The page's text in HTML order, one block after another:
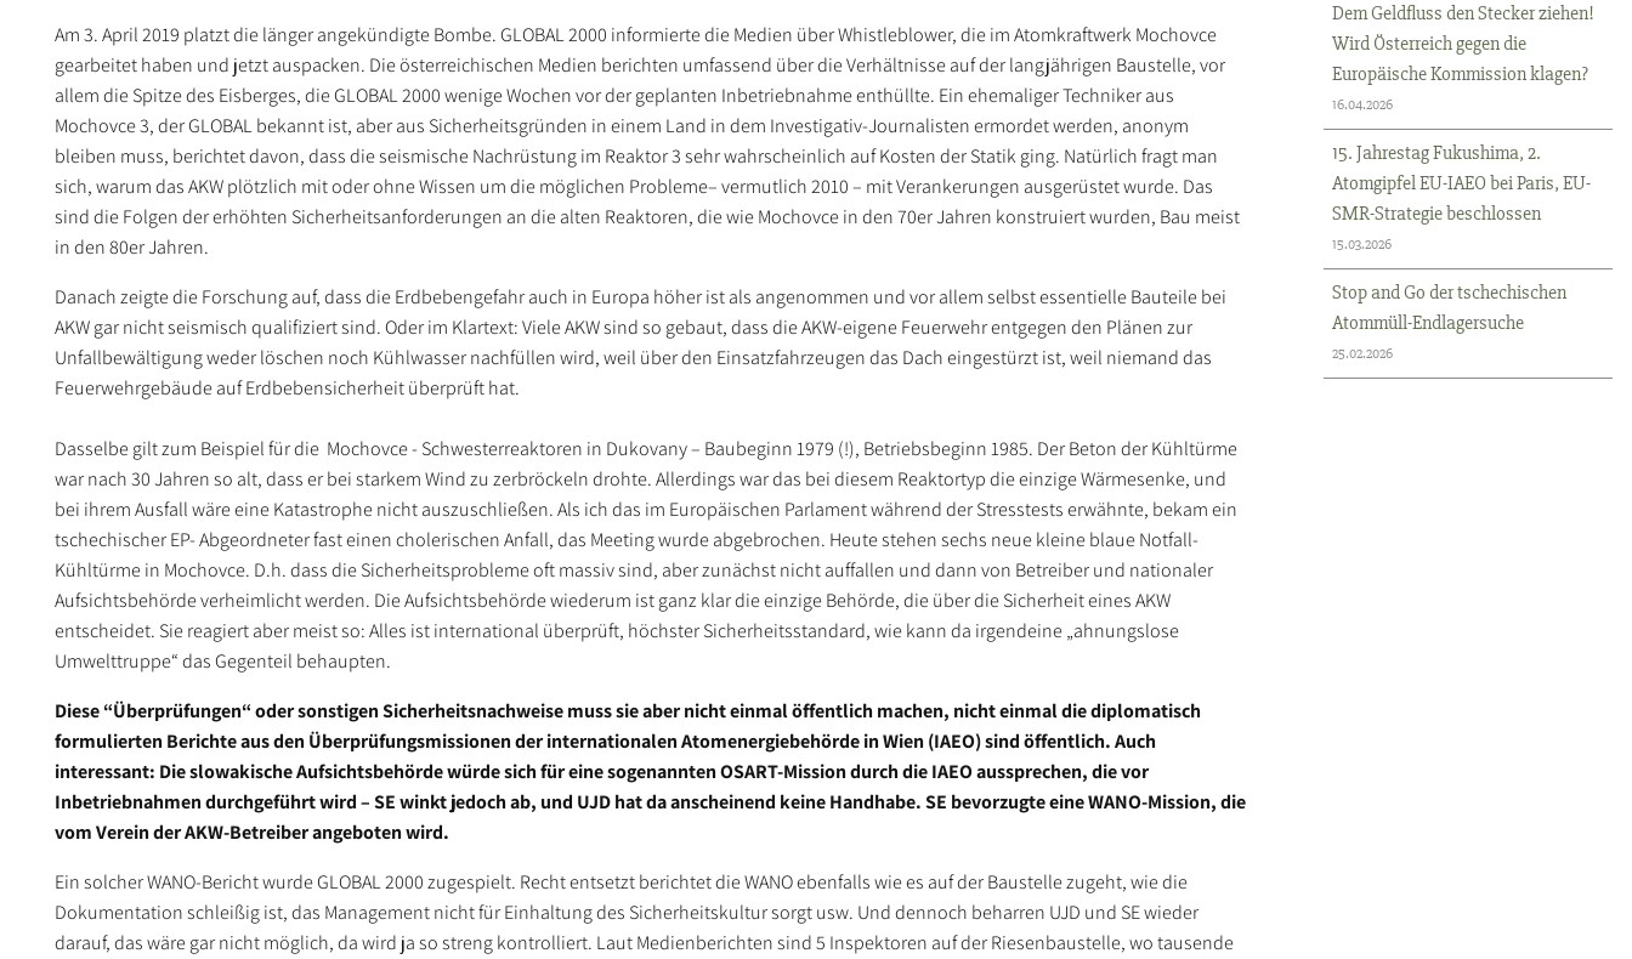
Am 3. April 2019 platzt die länger angekündigte Bombe. GLOBAL 2000 informierte die Medien über Whistleblower, die im Atomkraftwerk Mochovce
gearbeitet haben und jetzt auspacken. Die österreichischen Medien berichten umfassend über die Verhältnisse auf der langjährigen Baustelle, vor
allem die Spitze des Eisberges, die GLOBAL 2000 wenige Wochen vor der geplanten Inbetriebnahme enthüllte. Ein ehemaliger Techniker aus
Mochovce 3, der GLOBAL bekannt ist, aber aus Sicherheitsgründen in einem Land in dem Investigativ-Journalisten ermordet werden, anonym
bleiben muss, berichtet davon, dass die seismische Nachrüstung im Reaktor 3 sehr wahrscheinlich auf Kosten der Statik ging. Natürlich fragt man
sich, warum das AKW plötzlich mit oder ohne Wissen um die möglichen Probleme– vermutlich 2010 – mit Verankerungen ausgerüstet wurde. Das
sind die Folgen der erhöhten Sicherheitsanforderungen an die alten Reaktoren, die wie Mochovce in den 70er Jahren konstruiert wurden, Bau meist
in den 80er Jahren.
Danach zeigte die Forschung auf, dass die Erdbebengefahr auch in Europa höher ist als angenommen und vor allem selbst essentielle Bauteile bei
AKW gar nicht seismisch qualifiziert sind. Oder im Klartext: Viele AKW sind so gebaut, dass die AKW-eigene Feuerwehr entgegen den Plänen zur
Unfallbewältigung weder löschen noch Kühlwasser nachfüllen wird, weil über den Einsatzfahrzeugen das Dach eingestürzt ist, weil niemand das
Feuerwehrgebäude auf Erdbebensicherheit überprüft hat.
Dasselbe gilt zum Beispiel für die Mochovce - Schwesterreaktoren in Dukovany – Baubeginn 1979 (!), Betriebsbeginn 1985. Der Beton der Kühltürme
war nach 30 Jahren so alt, dass er bei starkem Wind zu zerbröckeln drohte. Allerdings war das bei diesem Reaktortyp die einzige Wärmesenke, und
bei ihrem Ausfall wäre eine Katastrophe nicht auszuschließen. Als ich das im Europäischen Parlament während der Stresstests erwähnte, bekam ein
tschechischer EP- Abgeordneter fast einen cholerischen Anfall, das Meeting wurde abgebrochen. Heute stehen sechs neue kleine blaue Notfall-
Kühltürme in Mochovce. D.h. dass die Sicherheitsprobleme oft massiv sind, aber zunächst nicht auffallen und dann von Betreiber und nationaler
Aufsichtsbehörde verheimlicht werden. Die Aufsichtsbehörde wiederum ist ganz klar die einzige Behörde, die über die Sicherheit eines AKW
entscheidet. Sie reagiert aber meist so: Alles ist international überprüft, höchster Sicherheitsstandard, wie kann da irgendeine „ahnungslose
Umwelttruppe“ das Gegenteil behaupten.
Diese “Überprüfungen“ oder sonstigen Sicherheitsnachweise muss sie aber nicht einmal öffentlich machen, nicht einmal die diplomatisch
formulierten Berichte aus den Überprüfungsmissionen der internationalen Atomenergiebehörde in Wien (IAEO) sind öffentlich. Auch
interessant: Die slowakische Aufsichtsbehörde würde sich für eine sogenannten OSART-Mission durch die IAEO aussprechen, die vor
Inbetriebnahmen durchgeführt wird – SE winkt jedoch ab, und UJD hat da anscheinend keine Handhabe. SE bevorzugte eine WANO-Mission, die
vom Verein der AKW-Betreiber angeboten wird.
Ein solcher WANO-Bericht wurde GLOBAL 2000 zugespielt. Recht entsetzt berichtet die WANO ebenfalls wie es auf der Baustelle zugeht, wie die
Dokumentation schleißig ist, das Management nicht für Einhaltung des Sicherheitskultur sorgt usw. Und dennoch beharren UJD und SE wieder
darauf, das wäre gar nicht möglich, da wird ja so streng kontrolliert. Laut Medienberichten sind 5 Inspektoren auf der Riesenbaustelle, wo tausende
Dem Geldfluss den Stecker ziehen!
Wird Österreich gegen die
Europäische Kommission klagen?
16.04.2026
15. Jahrestag Fukushima, 2.
Atomgipfel EU-IAEO bei Paris, EU-
SMR-Strategie beschlossen
15.03.2026
Stop and Go der tschechischen
Atommüll-Endlagersuche
25.02.2026